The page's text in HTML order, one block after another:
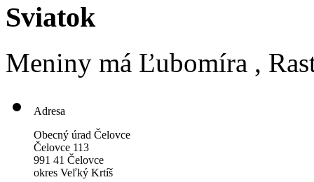
Sviatok
Meniny má Ľubomíra ,
Adresa
Obecný úrad Čelovce
Čelovce 113
991 41 Čelovce
okres Veľký Krtíš